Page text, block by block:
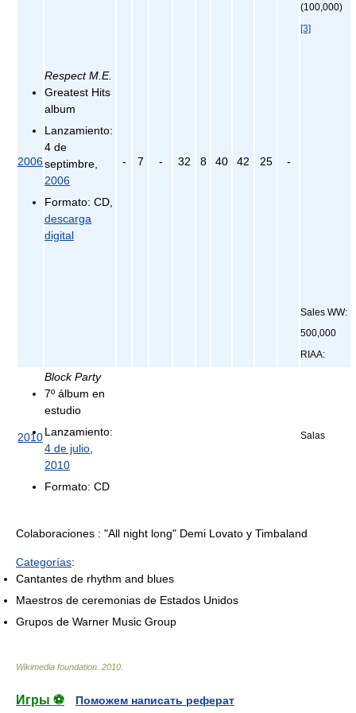
2006
Respect M.E.
Greatest Hits
album
Lanzamiento:
4 de
septimbre,
2006
Formato: CD,
descarga
digital
- 7 - 32 8 40 42 25 -
(100,000)
[3]
Sales WW:
500,000
RIAA:
2010
Block Party
7º álbum en
estudio
Lanzamiento:
4 de julio
2010
Formato: CD
Salas
Colaboraciones : "All night long" Demi Lovato y Timbaland
Categorías:
Cantantes de rhythm and blues
Maestros de ceremonias de Estados Unidos
Grupos de Warner Music Group
Wikimedia foundation 2010
Игры ⚽
Поможем написать реферат